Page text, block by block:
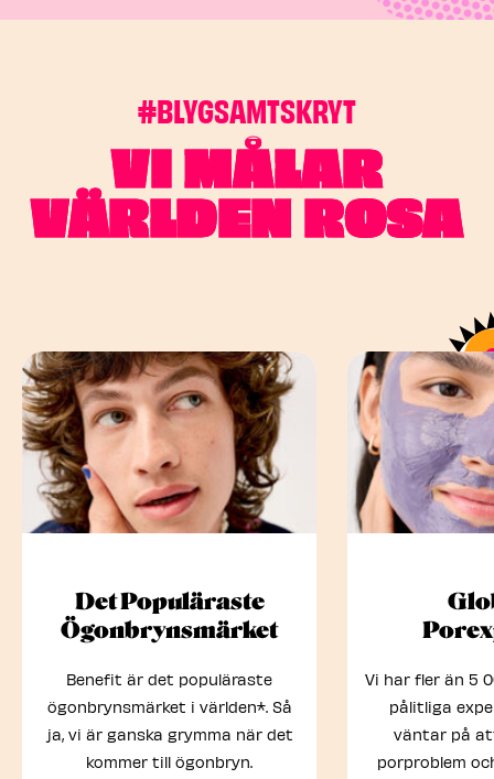
#BLYGSAMTSKRYT
VI MÅLAR
VÄRLDEN ROSA
Det Populäraste
Ögonbrynsmärket
Benefit är det populäraste
ögonbrynsmärket i världen*. Så
ja, vi är ganska grymma när det
kommer till ögonbryn.
Vi har fler än 5
pålitliga
väntar på
porproblem